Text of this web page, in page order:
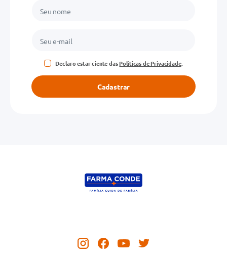
Declaro estar ciente dasPolíticas de Privacidade.
Cadastrar